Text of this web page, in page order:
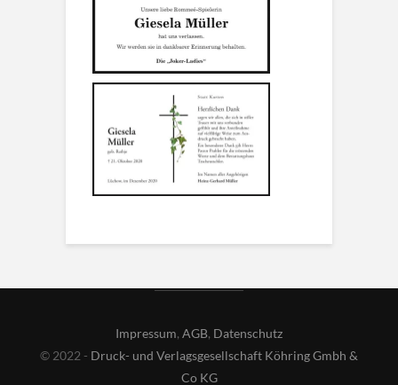
Impressum, AGB, Datenschutz
© 2022 - Druck- und Verlagsgesellschaft Köhring Gmbh &
Co KG